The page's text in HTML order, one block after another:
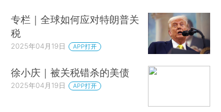
专栏｜全球如何应对特朗普关
税
2025年04月19日 APP打开
徐小庆｜被关税错杀的美债
2025年04月19日 APP打开